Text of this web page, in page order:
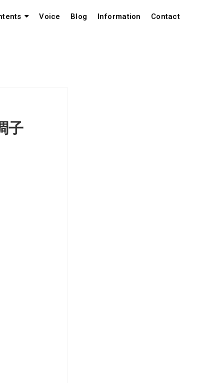
Voice Blog Information Contact
子